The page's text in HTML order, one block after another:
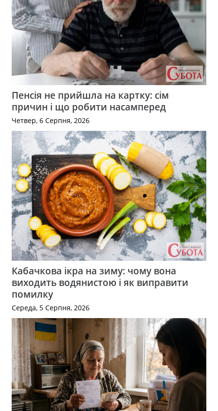
Пенсія не прийшла на картку: сім
причин і що робити насамперед
Четвер, 6 Серпня, 2026
Кабачкова ікра на зиму: чому вона
виходить водянистою і як виправити
помилку
Середа, 5 Серпня, 2026